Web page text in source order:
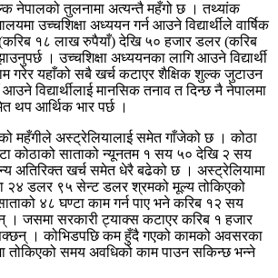
नेपालको तुलनामा अत्यन्तै महँगो छ । तथ्यांक
उच्चशिक्षा अध्ययन गर्न आउने विद्यार्थीले वार्षिक
१८ लाख रुपैयाँ) देखि ५० हजार डलर (करिब
। उच्चशिक्षा अध्ययनका लागि आउने विद्यार्थी
गरेर यहाँको सबै खर्च कटाएर शैक्षिक शुल्क जुटाउन
विद्यार्थीलाई मानसिक तनाव त दिन्छ नै नेपालमा
थप आर्थिक भार पर्छ ।
महँगीले अस्ट्रेलियालाई समेत गाँजेको छ । कोठा
कोठाको साताको न्यूनतम १ सय ५० देखि २ सय
अतिरिक्त खर्च समेत धेरै बढेको छ । अस्ट्रेलियामा
२४ डलर ९५ सेन्ट डलर श्रमको मूल्य तोकिएको
४८ घण्टा काम गर्न पाए भने करिब १२ सय
जसमा सरकारी ट्याक्स कटाएर करिब १ हजार
। कोभिडपछि कम हुँदै गएको कामको अवसरका
तोकिएको समय अवधिको काम पाउन सकिन्छ भन्ने